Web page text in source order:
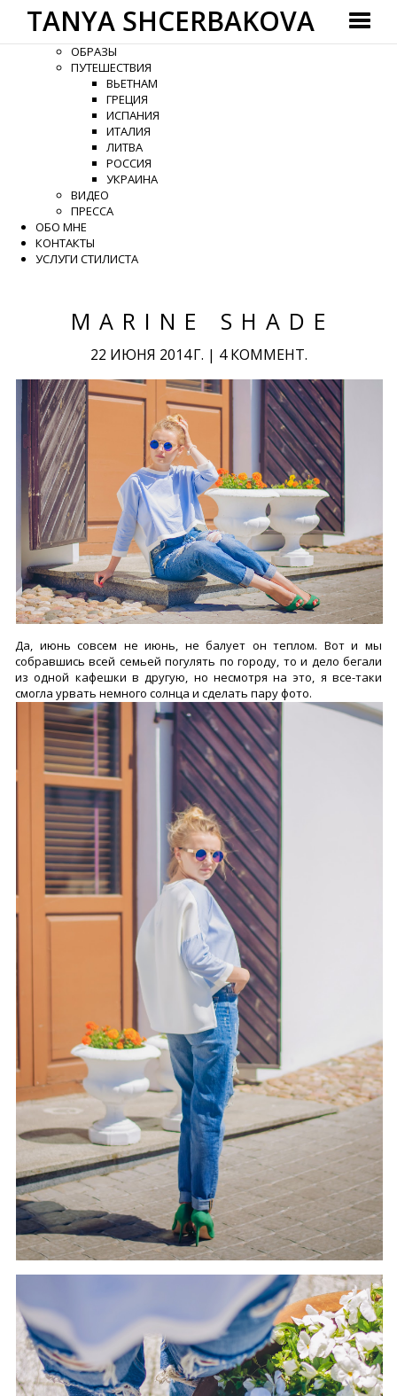
ГЛАВНАЯ
КАТЕГОРИИ
ОБРАЗЫ
ПУТЕШЕСТВИЯ
ВЬЕТНАМ
ГРЕЦИЯ
ИСПАНИЯ
ИТАЛИЯ
ЛИТВА
РОССИЯ
УКРАИНА
ВИДЕО
ПРЕССА
ОБО МНЕ
КОНТАКТЫ
УСЛУГИ СТИЛИСТА
MARINE SHADE
22 ИЮНЯ 2014 Г. | 4 КОММЕНТ.
Да, июнь совсем не июнь, не балует он теплом. Вот и мы
собравшись всей семьей погулять по городу, то и дело бегали
из одной кафешки в другую, но несмотря на это, я все-таки
смогла урвать немного солнца и сделать пару фото.
TANYA SHCERBAKOVA